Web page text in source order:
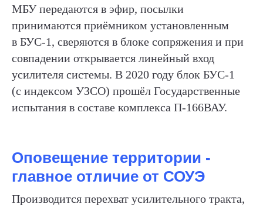
МБУ передаются в эфир, посылки
принимаются приёмником установленным
в БУС-1, сверяются в блоке сопряжения и при
совпадении открывается линейный вход
усилителя системы. В 2020 году блок БУС-1
(с индексом УЗСО) прошёл Государственные
испытания в составе комплекса П-166ВАУ.
Оповещение территории -
главное отличие от СОУЭ
Производится перехват усилительного тракта,